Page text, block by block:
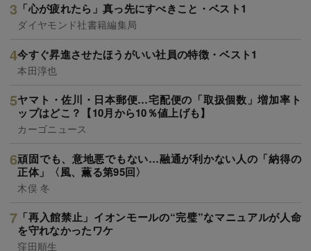
「心が疲れたら」真っ先にすべきこと・ベスト1
ダイヤモンド社書籍編集局
今すぐ昇進させたほうがいい社員の特徴・ベスト1
本田淳也
ヤマト・佐川・日本郵便…宅配便の「取扱個数」増加率ト
ップはどこ？【10月から10％値上げも】
カーゴニュース
頑固でも、意地悪でもない…融通が利かない人の「納得の
正体」〈風、薫る第95回〉
木俣 冬
「再入館禁止」イオンモールの“完璧”なマニュアルが人命
を守れなかったワケ
窪田順生